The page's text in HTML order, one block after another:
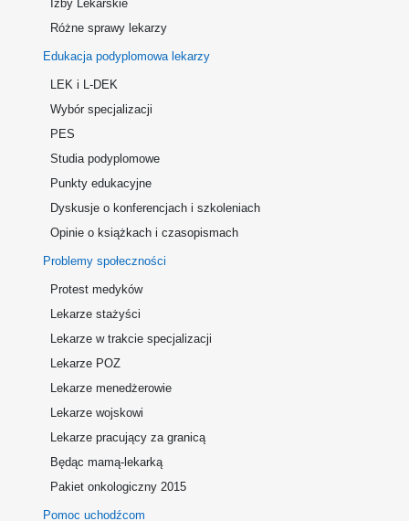
Izby Lekarskie
Różne sprawy lekarzy
Edukacja podyplomowa lekarzy
LEK i L-DEK
Wybór specjalizacji
PES
Studia podyplomowe
Punkty edukacyjne
Dyskusje o konferencjach i szkoleniach
Opinie o książkach i czasopismach
Problemy społeczności
Protest medyków
Lekarze stażyści
Lekarze w trakcie specjalizacji
Lekarze POZ
Lekarze menedżerowie
Lekarze wojskowi
Lekarze pracujący za granicą
Będąc mamą-lekarką
Pakiet onkologiczny 2015
Pomoc uchodźcom